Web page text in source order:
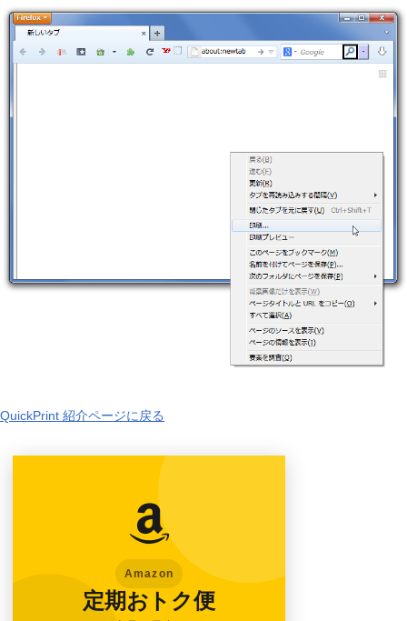
QuickPrint 紹介ページに戻る
Amazon
定期おトク便